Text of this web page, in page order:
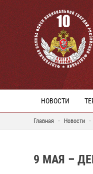
НОВОСТИ
Главная Новости
9 МАЯ –